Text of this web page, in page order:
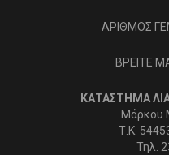
ΑΡΙΘΜΟΣ
ΒΡΕΙΤΕ
ΚΑΤΑΣΤΗΜΑ
Μάρκου
Τ.Κ.
Τηλ.